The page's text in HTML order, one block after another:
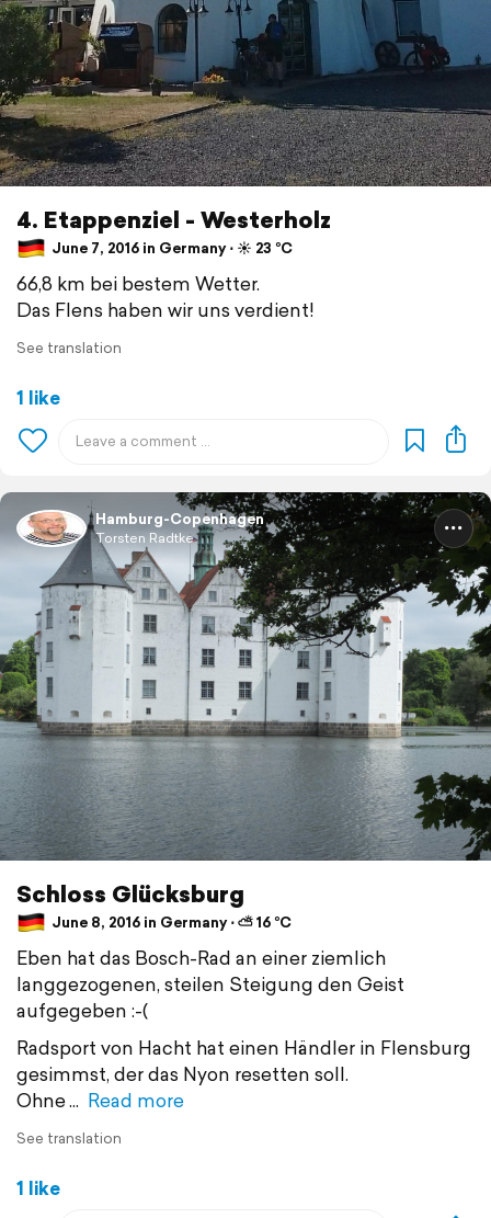
4. Etappenziel - Westerholz
June 7, 2016 in Germany ⋅ ☀️ 23 °C
66,8 km bei bestem Wetter.
Das Flens haben wir uns verdient!
See translation
1 like
Hamburg-Copenhagen
Torsten Radtke
Schloss Glücksburg
June 8, 2016 in Germany ⋅ ⛅ 16 °C
Eben hat das Bosch-Rad an einer ziemlich
langgezogenen, steilen Steigung den Geist
aufgegeben :-(
Radsport von Hacht hat einen Händler in Flensburg
gesimmst, der das Nyon resetten soll.
Ohne
Read more
See translation
1 like